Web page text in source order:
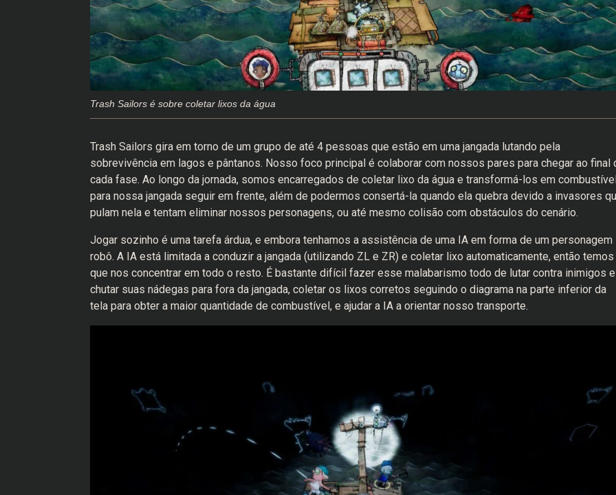
Trash Sailors é sobre coletar lixos da água
Trash Sailors gira em torno de um grupo de até 4 pessoas que estão em uma jangada lutando pela
sobrevivência em lagos e pântanos. Nosso foco principal é colaborar com nossos pares para chegar ao final
cada fase. Ao longo da jornada, somos encarregados de coletar lixo da água e transformá-los em
para nossa jangada seguir em frente, além de podermos consertá-la quando ela quebra devido a invasores
pulam nela e tentam eliminar nossos personagens, ou até mesmo colisão com obstáculos do cenário.
Jogar sozinho é uma tarefa árdua, e embora tenhamos a assistência de uma IA em forma de um personagem
robô. A IA está limitada a conduzir a jangada (utilizando ZL e ZR) e coletar lixo automaticamente, então temos
que nos concentrar em todo o resto. É bastante difícil fazer esse malabarismo todo de lutar contra inimigos e
chutar suas nádegas para fora da jangada, coletar os lixos corretos seguindo o diagrama na parte inferior da
tela para obter a maior quantidade de combustível, e ajudar a IA a orientar nosso transporte.